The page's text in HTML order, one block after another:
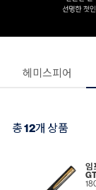
헤미스피어
총12개 상품
임